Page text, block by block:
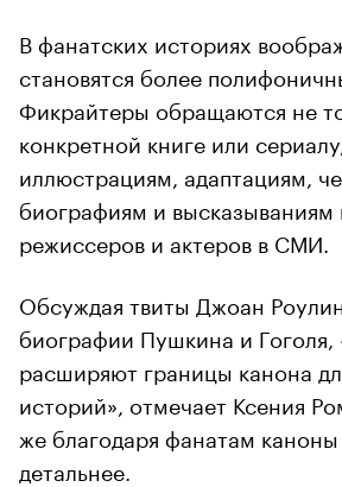
В фанатских историях
становятся более
Фикрайтеры обращаются не
конкретной книге или
иллюстрациям, адаптациям,
биографиям и высказываниям
режиссеров и актеров в СМИ.
Обсуждая твиты Джоан
биографии Пушкина и Гоголя,
расширяют границы канона
историй», отмечает Ксения
же благодаря фанатам
детальнее.